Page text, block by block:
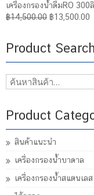
เครื่องกรองน้ำดื่มRO
฿14,500.00 Original
฿14,500.00.
฿13,500.00
Product Search
ค้นหา:
Product
สินค้าแนะนำ
เครื่องกรองน้ำบาดาล
เครื่องกรองน้ำสแตนเลส